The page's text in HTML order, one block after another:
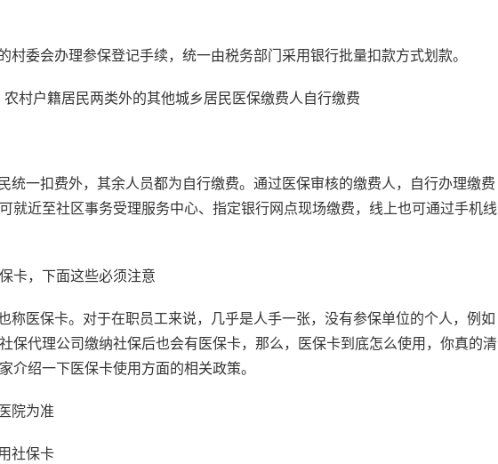
村委会办理参保登记手续，统一由税务部门采用银行批量扣款方式划款。
村户籍居民两类外的其他城乡居民医保缴费人自行缴费
统一扣费外，其余人员都为自行缴费。通过医保审核的缴费人，自行办理缴费
就近至社区事务受理服务中心、指定银行网点现场缴费，线上也可通过手机线
卡，下面这些必须注意
称医保卡。对于在职员工来说，几乎是人手一张，没有参保单位的个人，例如
保代理公司缴纳社保后也会有医保卡，那么，医保卡到底怎么使用，你真的清
介绍一下医保卡使用方面的相关政策。
院为准
社保卡